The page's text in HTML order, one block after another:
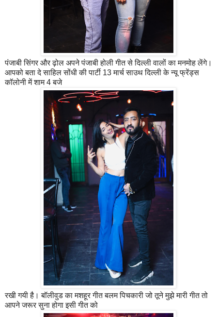
पंजाबी सिंगर और ढ़ोल अपने पंजाबी होली गीत से दिल्ली वालों का मनमोह लेंगे।
आपको बता दे साहिल सोंधी की पार्टी 13 मार्च साउथ दिल्ली के न्यू फ्रेंड्स
कॉलोनी में शाम 4 बजे
रखी गयी है। बॉलीवुड का मशहूर गीत बलम पिचकारी जो तूने मुझे मारी गीत तो
आपने जरूर सुना होगा इसी गीत को